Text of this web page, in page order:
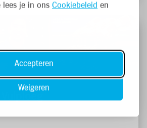
lees je in ons Cookiebeleid en
Weigeren
Accepteren